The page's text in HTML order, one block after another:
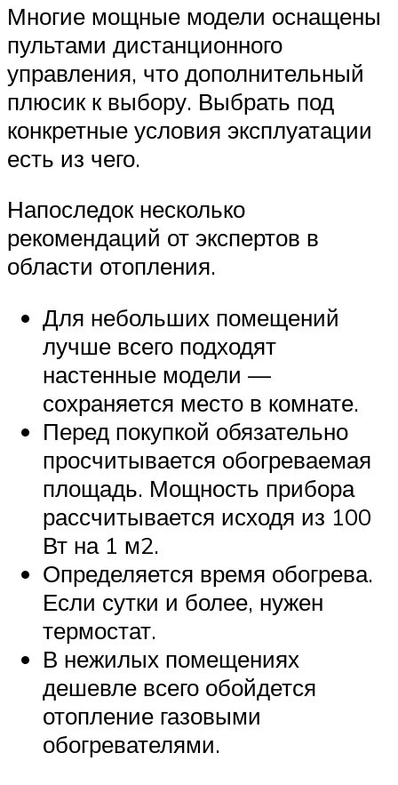
Многие мощные модели оснащены
пультами дистанционного
управления, что дополнительный
плюсик к выбору. Выбрать под
конкретные условия эксплуатации
есть из чего.
Напоследок несколько
рекомендаций от экспертов в
области отопления.
Для небольших помещений
лучше всего подходят
настенные модели —
сохраняется место в комнате.
Перед покупкой обязательно
просчитывается обогреваемая
площадь. Мощность прибора
рассчитывается исходя из 100
Вт на 1 м2.
Определяется время обогрева.
Если сутки и более, нужен
термостат.
В нежилых помещениях
дешевле всего обойдется
отопление газовыми
обогревателями.